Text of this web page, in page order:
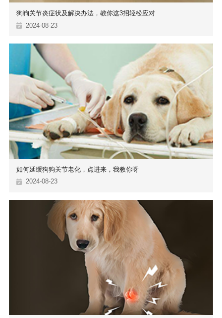
狗狗关节炎症状及解决办法，教你这3招轻松应对
2024-08-23
如何延缓狗狗关节老化，点进来，我教你呀
2024-08-23